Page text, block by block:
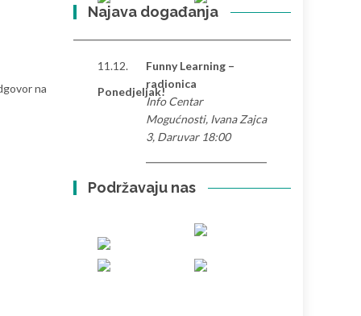
na
Najava događanja
11.12.
Ponedjeljak!
Funny Learning –
radionica
Info Centar
Mogućnosti, Ivana Zajca
3, Daruvar 18:00
Podržavaju nas